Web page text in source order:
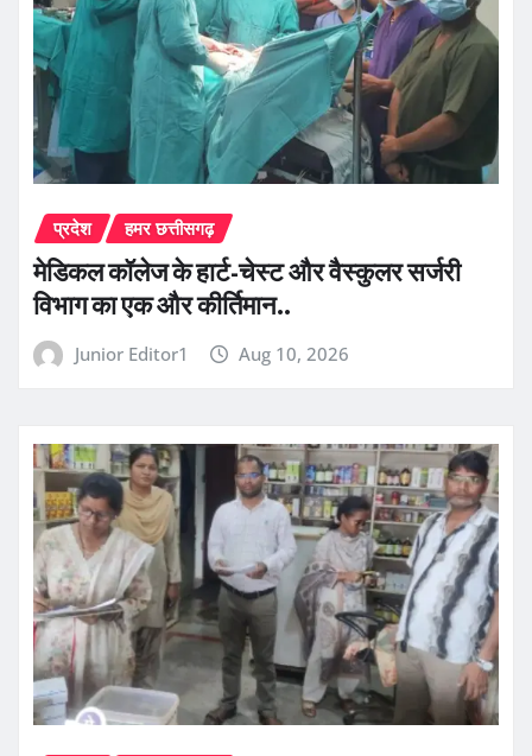
प्रदेश हमर छत्तीसगढ़
​मेडिकल कॉलेज के हार्ट-चेस्ट और वैस्कुलर सर्जरी
विभाग का एक और कीर्तिमान..
Junior Editor1 Aug 10, 2026